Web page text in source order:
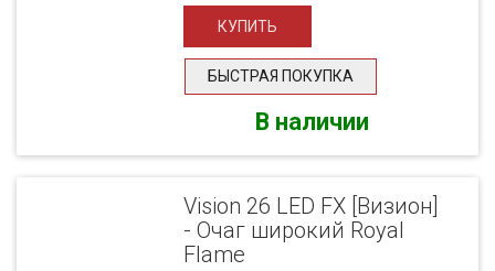
БЫСТРАЯ ПОКУПКА
В наличии
Vision 26 LED FX [Визион]
- Очаг широкий Royal
Flame